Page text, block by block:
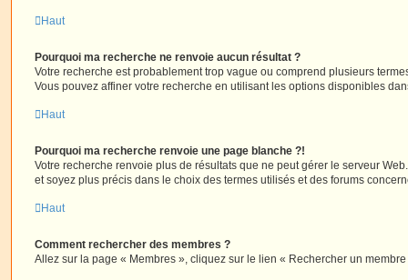
Haut
Pourquoi ma recherche ne renvoie aucun résultat ?
Votre recherche est probablement trop vague ou comprend plusieurs
Vous pouvez affiner votre recherche en utilisant les options disponibles
Haut
Pourquoi ma recherche renvoie une page blanche ?!
Votre recherche renvoie plus de résultats que ne peut gérer le serveur
et soyez plus précis dans le choix des termes utilisés et des forums
Haut
Comment rechercher des membres ?
Allez sur la page « Membres », cliquez sur le lien « Rechercher un membre